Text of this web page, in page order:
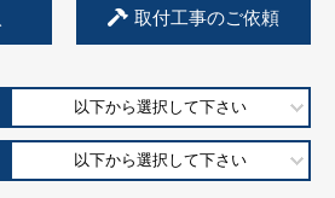
取付工事のご依頼
以下から選択して下さい
以下から選択して下さい